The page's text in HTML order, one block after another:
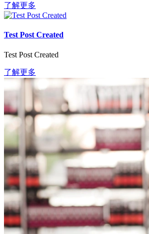
了解更多
Test Post Created
Test Post Created
了解更多